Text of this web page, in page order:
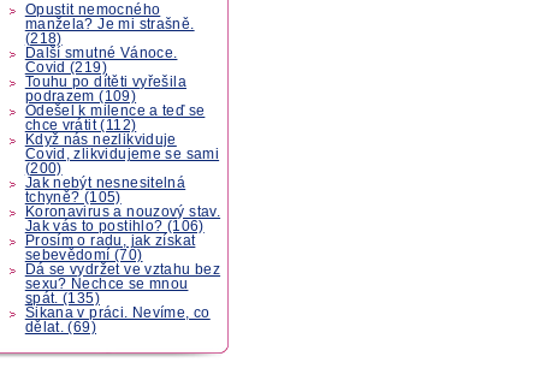
Opustit nemocného
manžela? Je mi strašně.
(218)
Další smutné Vánoce.
Covid (219)
Touhu po dítěti vyřešila
podrazem (109)
Odešel k milence a teď se
chce vrátit (112)
Když nás nezlikviduje
Covid, zlikvidujeme se sami
(200)
Jak nebýt nesnesitelná
tchyně? (105)
Koronavirus a nouzový stav.
Jak vás to postihlo? (106)
Prosím o radu, jak získat
sebevědomí (70)
Dá se vydržet ve vztahu bez
sexu? Nechce se mnou
spát. (135)
Šikana v práci. Nevíme, co
dělat. (69)